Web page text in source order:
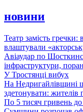
новини
Театр замість гречки:
влаштували
Авіаудар по
інфраструктури,
У Тростянці вибух
На Недригайлівщині
здетонувати:
По 5 тисяч гривень